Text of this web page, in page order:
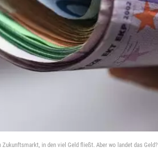
in den viel Geld fließt. Aber wo landet das Geld?